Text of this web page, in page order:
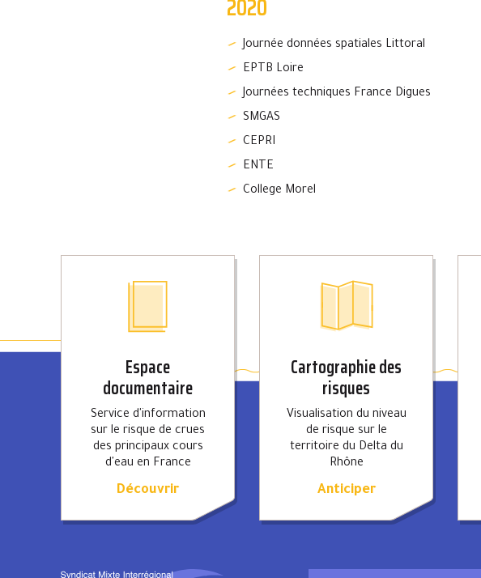
2020
Journée données spatiales Littoral
EPTB Loire
Journées techniques France Digues
SMGAS
CEPRI
ENTE
College Morel
Espace
documentaire
Service d'information
sur le risque de crues
des principaux cours
d'eau en France
Découvrir
Cartographie des
risques
Visualisation du niveau
de risque sur le
territoire du Delta du
Rhône
Anticiper